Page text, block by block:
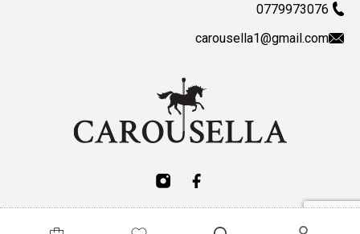
0779973076
carousella1@gmail.com